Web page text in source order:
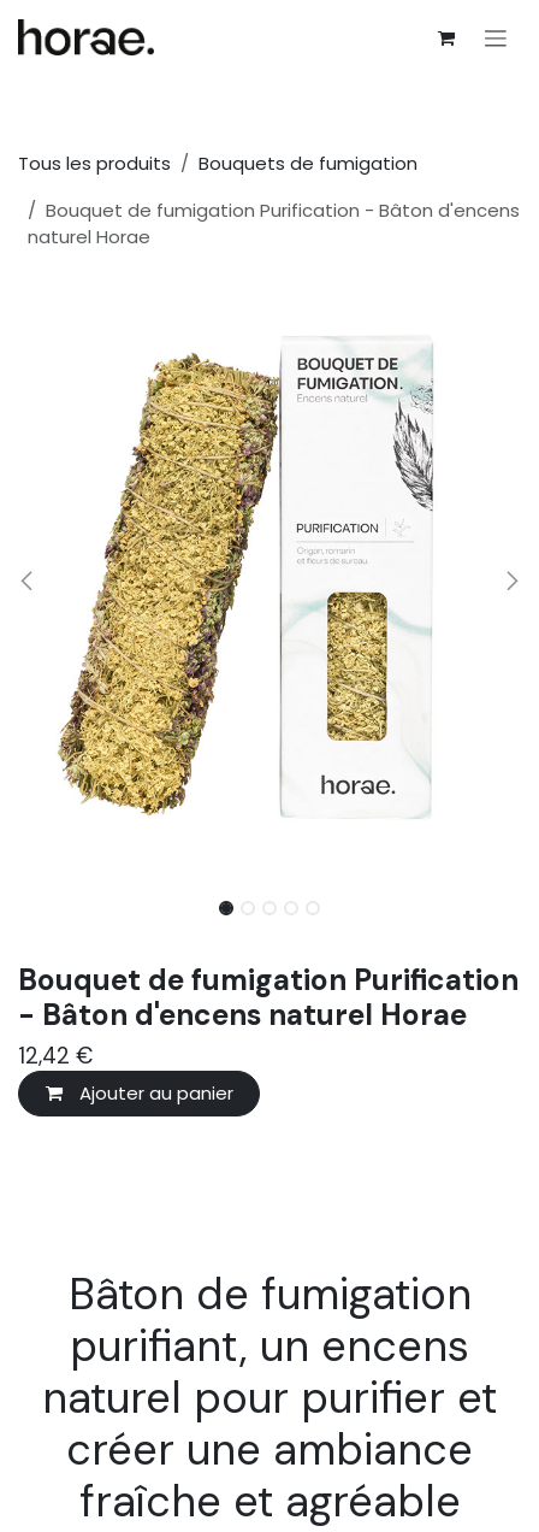
Tous les produits
Bouquets de fumigation
Bouquet de fumigation Purification - Bâton d'encens
naturel Horae
Bouquet de fumigation Purification
- Bâton d'encens naturel Horae
12,42 €
Ajouter au panier
Bâton de fumigation
purifiant, un encens
naturel pour purifier et
créer une ambiance
fraîche et agréable